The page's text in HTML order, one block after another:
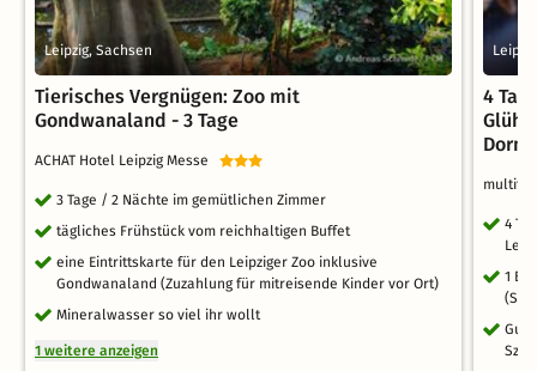
Leipzig, Sachsen
Tierisches Vergnügen: Zoo mit
Gondwanaland - 3 Tage
ACHAT Hotel Leipzig Messe
3 Tage / 2 Nächte im gemütlichen Zimmer
tägliches Frühstück vom reichhaltigen Buffet
eine Eintrittskarte für den Leipziger Zoo inklusive
Gondwanaland (Zuzahlung für mitreisende Kinder vor Ort)
Mineralwasser so viel ihr wollt
1 weitere anzeigen
4
Dorm
4
1